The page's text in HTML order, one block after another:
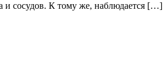
и сосудов. К тому же, наблюдается […]